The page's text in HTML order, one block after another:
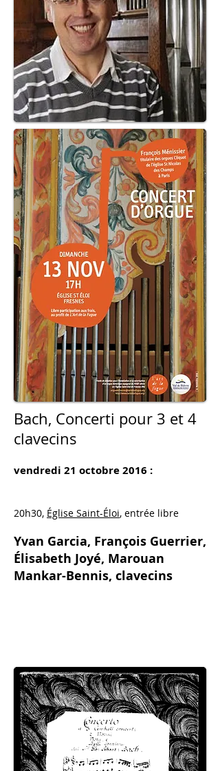
Bach, Concerti pour 3 et 4
clavecins
vendredi 21 octobre 2016 :
20h30, Église Saint-Éloi, entrée libre
Yvan Garcia, François Guerrier,
Élisabeth Joyé, Marouan
Mankar-Bennis, clavecins